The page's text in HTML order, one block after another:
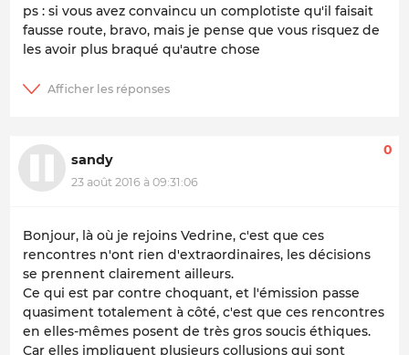
ps : si vous avez convaincu un complotiste qu'il faisait
fausse route, bravo, mais je pense que vous risquez de
les avoir plus braqué qu'autre chose
sandy
23 août 2016 à 09:31:06
0
Bonjour, là où je rejoins Vedrine, c'est que ces
rencontres n'ont rien d'extraordinaires, les décisions
se prennent clairement ailleurs.
Ce qui est par contre choquant, et l'émission passe
quasiment totalement à côté, c'est que ces rencontres
en elles-mêmes posent de très gros soucis éthiques.
Car elles impliquent plusieurs collusions qui sont